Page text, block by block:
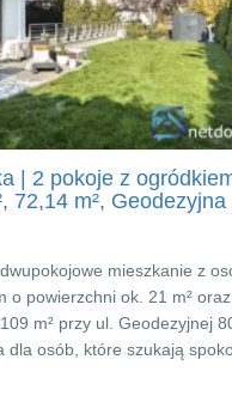
| 2 pokoje z
72,14 m², Geodezyjna
mieszkanie z
o powierzchni ok. 21 m² oraz
m² przy ul. Geodezyjnej
dla osób, które szukają